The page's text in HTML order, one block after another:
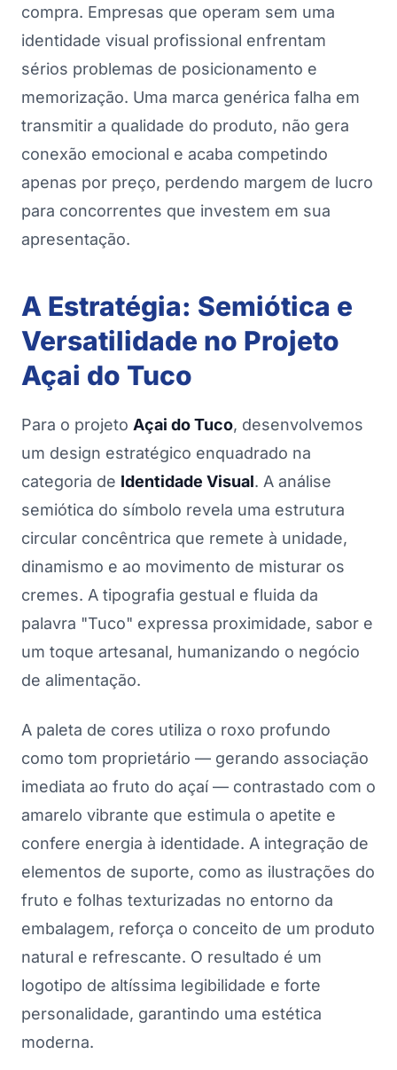
compra. Empresas que operam sem uma
identidade visual profissional enfrentam
sérios problemas de posicionamento e
memorização. Uma marca genérica falha em
transmitir a qualidade do produto, não gera
conexão emocional e acaba competindo
apenas por preço, perdendo margem de lucro
para concorrentes que investem em sua
apresentação.
A Estratégia: Semiótica e
Versatilidade no Projeto
Açai do Tuco
Para o projeto Açai do Tuco, desenvolvemos
um design estratégico enquadrado na
categoria de Identidade Visual. A análise
semiótica do símbolo revela uma estrutura
circular concêntrica que remete à unidade,
dinamismo e ao movimento de misturar os
cremes. A tipografia gestual e fluida da
palavra "Tuco" expressa proximidade, sabor e
um toque artesanal, humanizando o negócio
de alimentação.
A paleta de cores utiliza o roxo profundo
como tom proprietário — gerando associação
imediata ao fruto do açaí — contrastado com o
amarelo vibrante que estimula o apetite e
confere energia à identidade. A integração de
elementos de suporte, como as ilustrações do
fruto e folhas texturizadas no entorno da
embalagem, reforça o conceito de um produto
natural e refrescante. O resultado é um
logotipo de altíssima legibilidade e forte
personalidade, garantindo uma estética
moderna.